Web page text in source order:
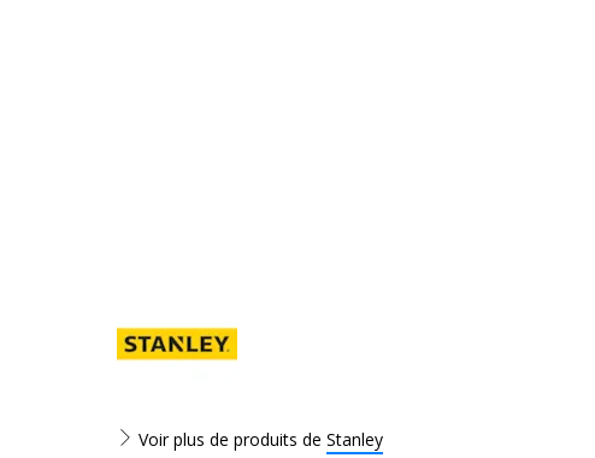
Voir plus de produits de Stanley